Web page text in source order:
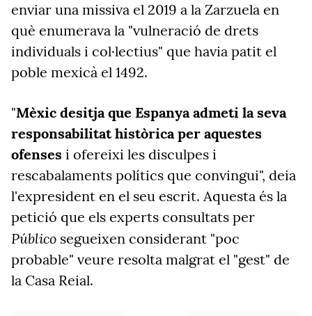
enviar una missiva el 2019 a la Zarzuela en
què enumerava la "vulneració de drets
individuals i col·lectius" que havia patit el
poble mexicà el 1492.
"Mèxic desitja que Espanya admeti la seva
responsabilitat històrica per aquestes
ofenses i ofereixi les disculpes i
rescabalaments polítics que convingui", deia
l'expresident en el seu escrit. Aquesta és la
petició que els experts consultats per
Público segueixen considerant "poc
probable" veure resolta malgrat el "gest" de
la Casa Reial.